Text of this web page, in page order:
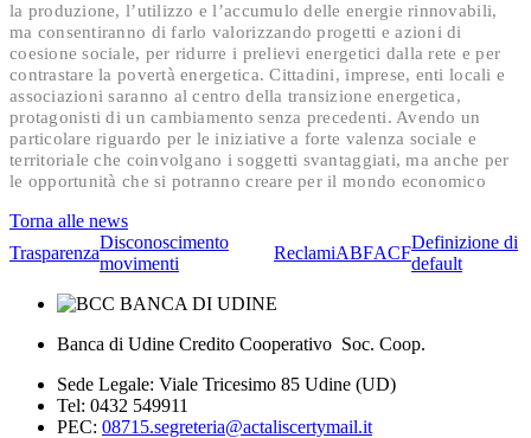
la produzione, l’utilizzo e l’accumulo delle energie rinnovabili,
ma consentiranno di farlo valorizzando progetti e azioni di
coesione sociale, per ridurre i prelievi energetici dalla rete e per
contrastare la povertà energetica. Cittadini, imprese, enti locali e
associazioni saranno al centro della transizione energetica,
protagonisti di un cambiamento senza precedenti. Avendo un
particolare riguardo per le iniziative a forte valenza sociale e
territoriale che coinvolgano i soggetti svantaggiati, ma anche per
le opportunità che si potranno creare per il mondo economico
Torna alle news
Trasparenza
Disconoscimento
movimenti
ReclamiABFACF
Definizione di
default
Banca di Udine Credito Cooperativo Soc. Coop.
Sede Legale: Viale Tricesimo 85 Udine (UD)
Tel: 0432 549911
PEC: 08715.segreteria@actaliscertymail.it